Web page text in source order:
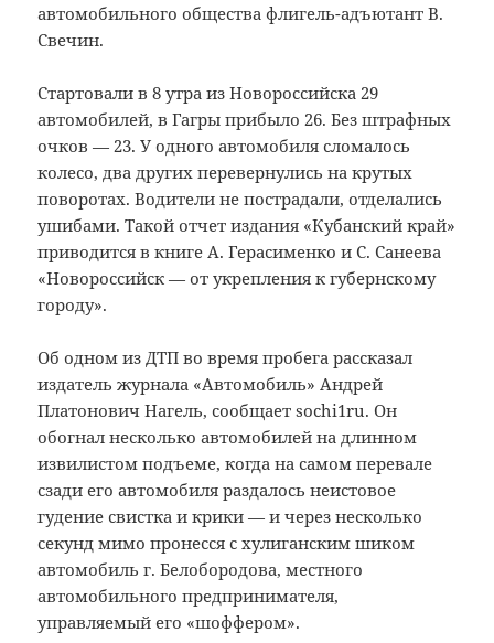
автомобильного общества флигель-адъютант В.
Свечин.
Стартовали в 8 утра из Новороссийска 29
автомобилей, в Гагры прибыло 26. Без штрафных
очков — 23. У одного автомобиля сломалось
колесо, два других перевернулись на крутых
поворотах. Водители не пострадали, отделались
ушибами. Такой отчет издания «Кубанский край»
приводится в книге А. Герасименко и С. Санеева
«Новороссийск — от укрепления к губернскому
городу».
Об одном из ДТП во время пробега рассказал
издатель журнала «Автомобиль» Андрей
Платонович Нагель, сообщает sochi1ru. Он
обогнал несколько автомобилей на длинном
извилистом подъеме, когда на самом перевале
сзади его автомобиля раздалось неистовое
гудение свистка и крики — и через несколько
секунд мимо пронесся с хулиганским шиком
автомобиль г. Белобородова, местного
автомобильного предпринимателя,
управляемый его «шоффером».